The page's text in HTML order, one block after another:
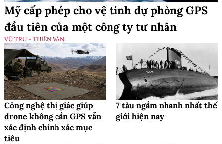
Mỹ cấp phép cho vệ tinh dự phòng GPS
đầu tiên của một công ty tư nhân
VŨ TRỤ - THIÊN VĂN
Công nghệ thị giác giúp
drone không cần GPS vẫn
xác định chính xác mục
tiêu
7 tàu ngầm nhanh nhất thế
giới hiện nay